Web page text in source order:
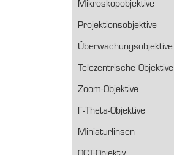
Mikroskopobjektive
Projektionsobjektive
Überwachungsobjektive
Telezentrische Objektive
Zoom-Objektive
F-Theta-Objektive
Miniaturlinsen